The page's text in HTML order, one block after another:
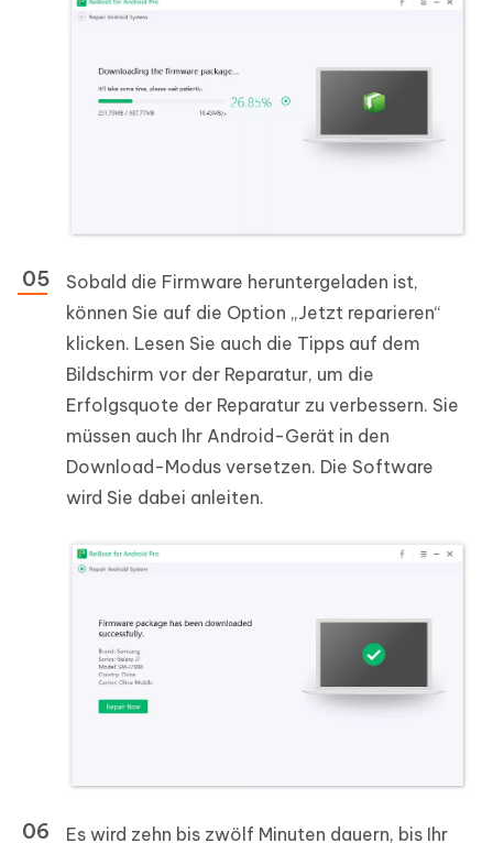
Sobald die Firmware heruntergeladen ist,
können Sie auf die Option „Jetzt reparieren“
klicken. Lesen Sie auch die Tipps auf dem
Bildschirm vor der Reparatur, um die
Erfolgsquote der Reparatur zu verbessern. Sie
müssen auch Ihr Android-Gerät in den
Download-Modus versetzen. Die Software
wird Sie dabei anleiten.
Es wird zehn bis zwölf Minuten dauern, bis Ihr